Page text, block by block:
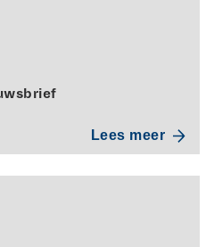
Lees meer